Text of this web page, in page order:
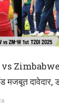
दावेदार,
अहम